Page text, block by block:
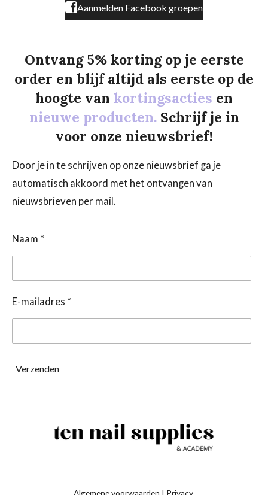
Aanmelden Facebook groepen
Ontvang 5% korting op je eerste
order en blijf altijd als eerste op de
hoogte van kortingsacties en
nieuwe producten. Schrijf je in
voor onze nieuwsbrief!
Door je in te schrijven op onze nieuwsbrief ga je
automatisch akkoord met het ontvangen van
nieuwsbrieven per mail.
Naam *
E-mailadres *
Verzenden